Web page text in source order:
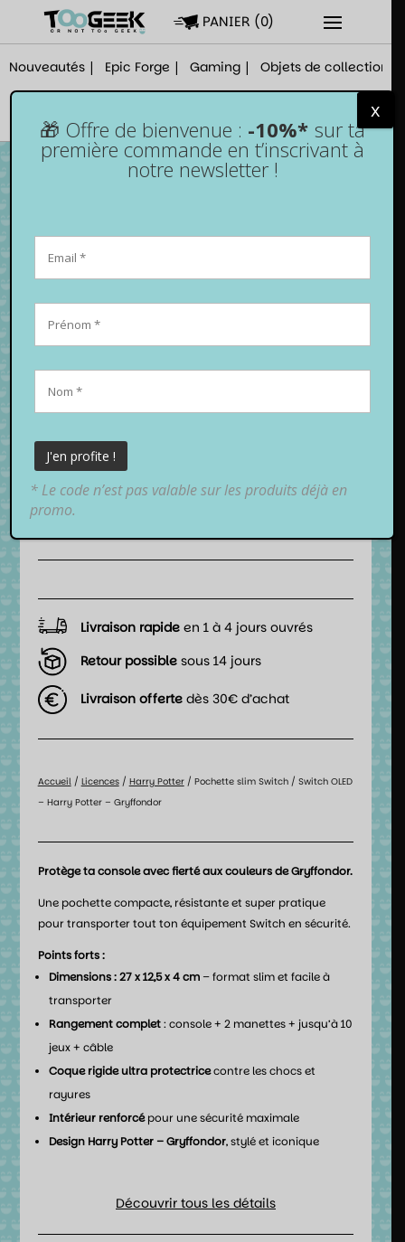
PANIER (0)
Nouveautés Epic Forge Gaming Objets de collection
Livraison rapide en 1 à 4 jours ouvrés
Retour possible sous 14 jours
Livraison offerte dès 30€ d’achat
Accueil/ Licences/ Harry Potter/ Pochette slim Switch / Switch OLED
– Harry Potter – Gryffondor
Protège ta console avec fierté aux couleurs de Gryffondor.
Une pochette compacte, résistante et super pratique
pour transporter tout ton équipement Switch en sécurité.
Points forts :
Dimensions : 27 x 12,5 x 4 cm– format slim et facile à
transporter
Rangement complet: console + 2 manettes + jusqu’à 10
jeux + câble
Coque rigide ultra protectricecontre les chocs et
rayures
Intérieur renforcépour une sécurité maximale
Design Harry Potter – Gryffondor, stylé et iconique
Découvrir tous les détails
🎁 Offre de bienvenue : -10%* sur ta
première commande en t’inscrivant à
notre newsletter !
* Le code n’est pas valable sur les produits déjà en
promo.
x